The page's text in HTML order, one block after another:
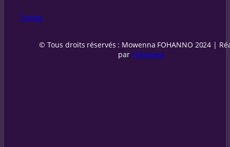
Twitter
© Tous droits réservés : Mowenna FOHANNO 2024 |
par Followww